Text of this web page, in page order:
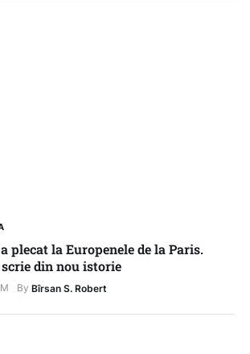
plecat la Europenele de la Paris.
din nou istorie
By Bîrsan S. Robert